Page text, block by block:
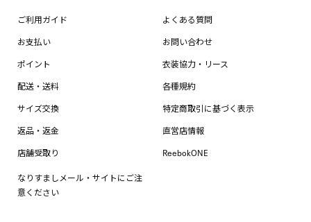
ご利用ガイド
お支払い
ポイント
配送・送料
サイズ交換
返品・返金
店舗受取り
なりすましメール・サイトにご注
意ください
よくある質問
お問い合わせ
衣装協力・リース
各種規約
特定商取引に基づく表示
直営店情報
ReebokONE